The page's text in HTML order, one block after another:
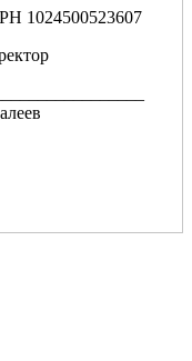
1024500523607